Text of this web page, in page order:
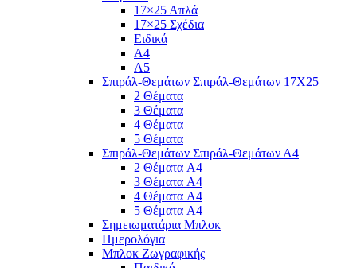
17×25 Απλά
17×25 Σχέδια
Ειδικά
Α4
Α5
Σπιράλ-Θεμάτων Σπιράλ-Θεμάτων 17Χ25
2 Θέματα
3 Θέματα
4 Θέματα
5 Θέματα
Σπιράλ-Θεμάτων Σπιράλ-Θεμάτων Α4
2 Θέματα A4
3 Θέματα A4
4 Θέματα A4
5 Θέματα A4
Σημειωματάρια Μπλοκ
Ημερολόγια
Μπλοκ Ζωγραφικής